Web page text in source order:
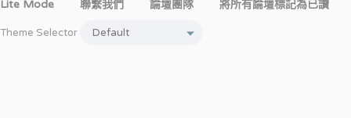
Lite Mode 聯繫我們 論壇團隊 將所有論壇標記為已讀
Theme Selector